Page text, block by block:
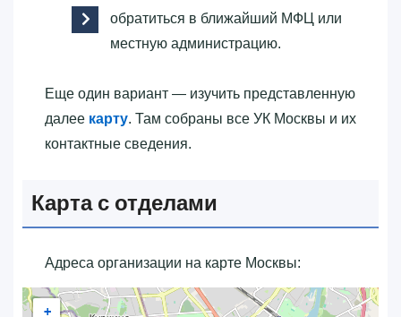
обратиться в ближайший МФЦ или
местную администрацию.
Еще один вариант — изучить представленную
далее карту. Там собраны все УК Москвы и их
контактные сведения.
Карта с отделами
Адреса организации на карте Москвы:
+